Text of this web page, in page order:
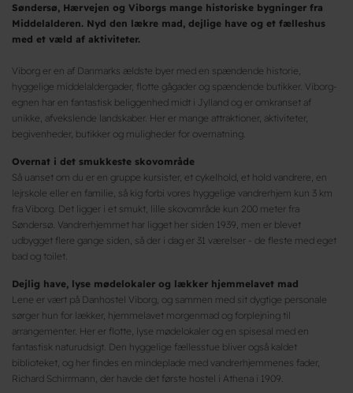
Søndersø, Hærvejen og Viborgs mange historiske bygninger fra
Middelalderen. Nyd den lækre mad, dejlige have og et fælleshus
med et væld af aktiviteter.
Viborg er en af Danmarks ældste byer med en spændende historie,
hyggelige middelaldergader, flotte gågader og spændende butikker. Viborg-
egnen har en fantastisk beliggenhed midt i Jylland og er omkranset af
unikke, afvekslende landskaber. Her er mange attraktioner, aktiviteter,
begivenheder, butikker og muligheder for overnatning.
Overnat i det smukkeste skovområde
Så uanset om du er en gruppe kursister, et cykelhold, et hold vandrere, en
lejrskole eller en familie, så kig forbi vores hyggelige vandrerhjem kun 3 km
fra Viborg. Det ligger i et smukt, lille skovområde kun 200 meter fra
Søndersø. Vandrerhjemmet har ligget her siden 1939, men er blevet
udbygget flere gange siden, så der i dag er 31 værelser - de fleste med eget
bad og toilet.
Dejlig have, lyse mødelokaler og lækker hjemmelavet mad
Lene er vært på Danhostel Viborg, og sammen med sit dygtige personale
sørger hun for lækker, hjemmelavet morgenmad og forplejning til
arrangementer. Her er flotte, lyse mødelokaler og en spisesal med en
fantastisk naturudsigt. Den hyggelige fællesstue bliver også kaldet
biblioteket, og her findes en mindeplade med vandrerhjemmenes fader,
Richard Schirrmann, der havde det første hostel i Athena i 1909.